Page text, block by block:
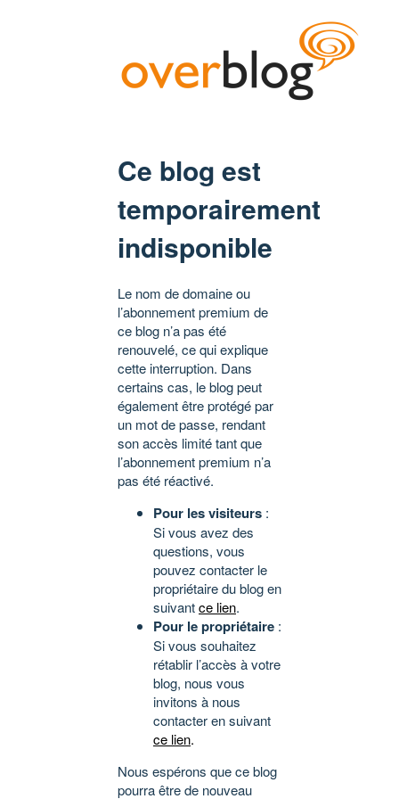
Ce blog est
temporairement
indisponible
Le nom de domaine ou
l’abonnement premium de
ce blog n’a pas été
renouvelé, ce qui explique
cette interruption. Dans
certains cas, le blog peut
également être protégé par
un mot de passe, rendant
son accès limité tant que
l’abonnement premium n’a
pas été réactivé.
Pour les visiteurs :
Si vous avez des
questions, vous
pouvez contacter le
propriétaire du blog en
suivantce lien.
Pour le propriétaire :
Si vous souhaitez
rétablir l’accès à votre
blog, nous vous
invitons à nous
contacter en suivant
ce lien.
Nous espérons que ce blog
pourra être de nouveau